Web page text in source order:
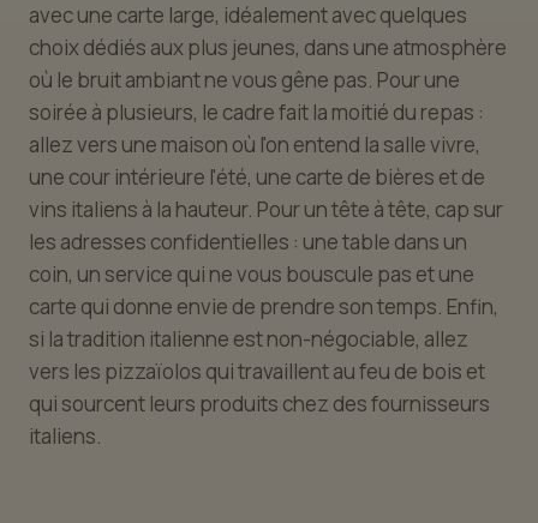
avec une carte large, idéalement avec quelques
choix dédiés aux plus jeunes, dans une atmosphère
où le bruit ambiant ne vous gêne pas. Pour une
soirée à plusieurs, le cadre fait la moitié du repas :
allez vers une maison où l'on entend la salle vivre,
une cour intérieure l'été, une carte de bières et de
vins italiens à la hauteur. Pour un tête à tête, cap sur
les adresses confidentielles : une table dans un
coin, un service qui ne vous bouscule pas et une
carte qui donne envie de prendre son temps. Enfin,
si la tradition italienne est non-négociable, allez
vers les pizzaïolos qui travaillent au feu de bois et
qui sourcent leurs produits chez des fournisseurs
italiens.